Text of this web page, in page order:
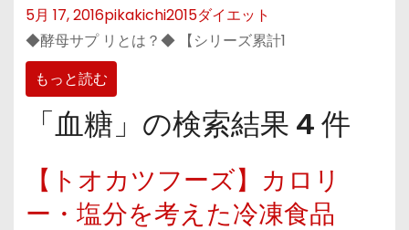
5月 17, 2016pikakichi2015ダイエット
◆酵母サプ リとは？◆ 【シリーズ累計1
もっと読む
「血糖」の検索結果 4 件
【トオカツフーズ】カロリ
ー・塩分を考えた冷凍食品